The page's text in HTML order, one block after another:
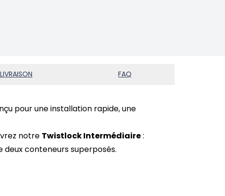
FAQ
pour une installation rapide, une
notre Twistlock Intermédiaire:
conteneurs superposés.